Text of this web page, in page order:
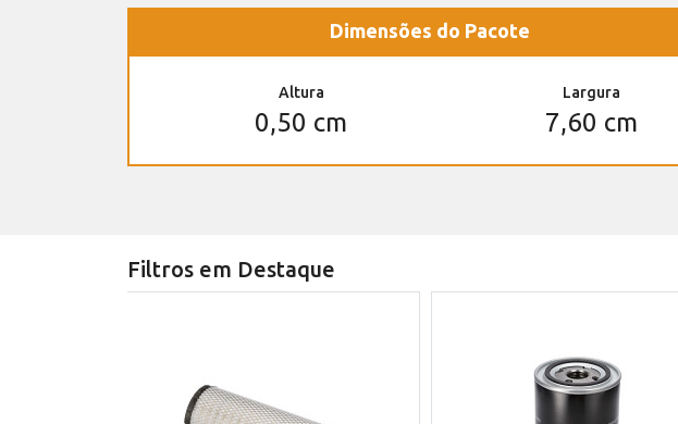
Dimensões do Pacote
Altura
0,50 cm
Largura
7,60 cm
Filtros em Destaque